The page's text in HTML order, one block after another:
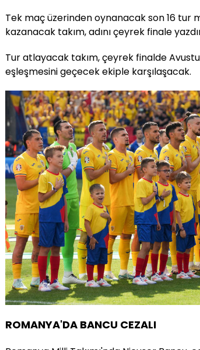
Tek maç üzerinden oynanacak son 16 tur
kazanacak takım, adını çeyrek finale
Tur atlayacak takım, çeyrek finalde
eşleşmesini geçecek ekiple karşılaşacak.
ROMANYA'DA BANCU CEZALI